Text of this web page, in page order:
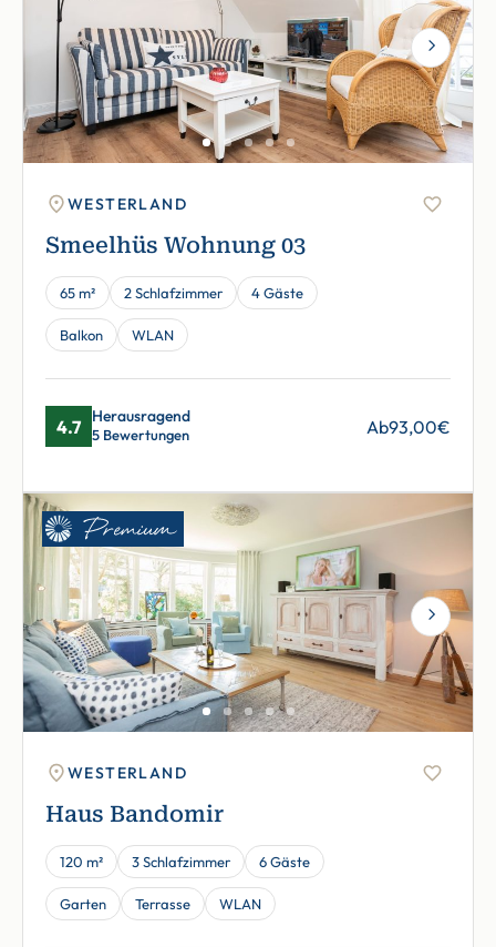
Next
WESTERLAND
Smeelhüs Wohnung 03
65 m² 2 Schlafzimmer 4 Gäste
Balkon WLAN
4.7 Herausragend
5 Bewertungen Ab93,00€
Next
WESTERLAND
Haus Bandomir
120 m² 3 Schlafzimmer 6 Gäste
Garten Terrasse WLAN